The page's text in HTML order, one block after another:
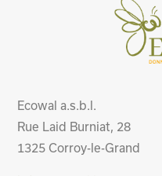
Ecowal a.s.b.l.
Rue Laid Burniat, 28
1325 Corroy-le-Grand